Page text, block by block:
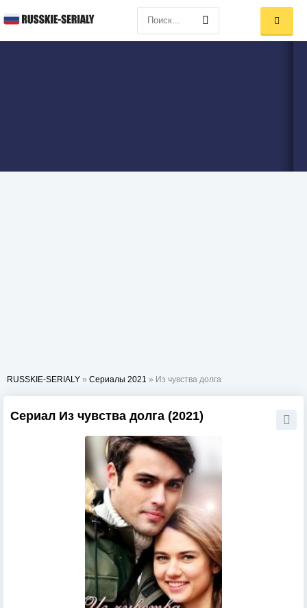
RUSSKIE-SERIALY » Сериалы 2021 » Из чувства долга
Сериал Из чувства долга (2021)